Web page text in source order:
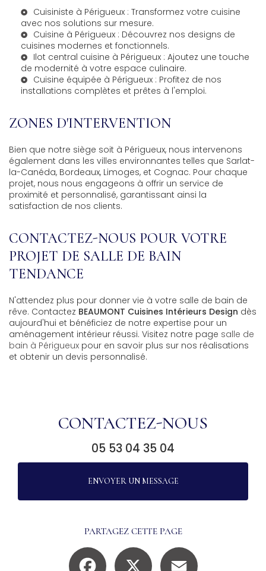
Cuisiniste à Périgueux : Transformez votre cuisine
avec nos solutions sur mesure.
Cuisine à Périgueux : Découvrez nos designs de
cuisines modernes et fonctionnels.
Ilot central cuisine à Périgueux : Ajoutez une touche
de modernité à votre espace culinaire.
Cuisine équipée à Périgueux : Profitez de nos
installations complètes et prêtes à l'emploi.
ZONES D'INTERVENTION
Bien que notre siège soit à Périgueux, nous intervenons
également dans les villes environnantes telles que Sarlat-
la-Canéda, Bordeaux, Limoges, et Cognac. Pour chaque
projet, nous nous engageons à offrir un service de
proximité et personnalisé, garantissant ainsi la
satisfaction de nos clients.
CONTACTEZ-NOUS POUR VOTRE
PROJET DE SALLE DE BAIN
TENDANCE
N'attendez plus pour donner vie à votre salle de bain de
rêve. Contactez BEAUMONT Cuisines Intérieurs Design dès
aujourd'hui et bénéficiez de notre expertise pour un
aménagement intérieur réussi. Visitez notre page salle de
bain à Périgueux pour en savoir plus sur nos réalisations
et obtenir un devis personnalisé.
CONTACTEZ-NOUS
05 53 04 35 04
ENVOYER UN MESSAGE
PARTAGEZ CETTE PAGE
Facebook